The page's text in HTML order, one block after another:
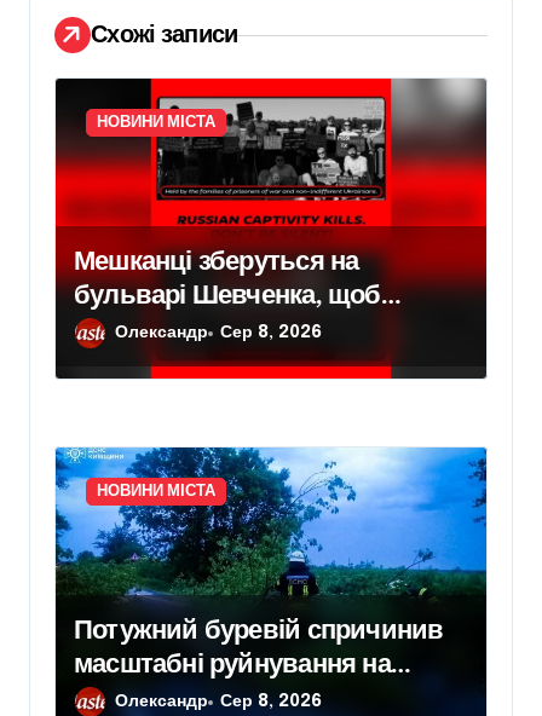
с
і
в
Схожі записи
НОВИНИ МІСТА
Мешканці зберуться на
бульварі Шевченка, щоб
привернути увагу до трагедії
українців у полоні
Олександр Сер 8, 2026
НОВИНИ МІСТА
Потужний буревій спричинив
масштабні руйнування на
Київщині
Олександр Сер 8, 2026